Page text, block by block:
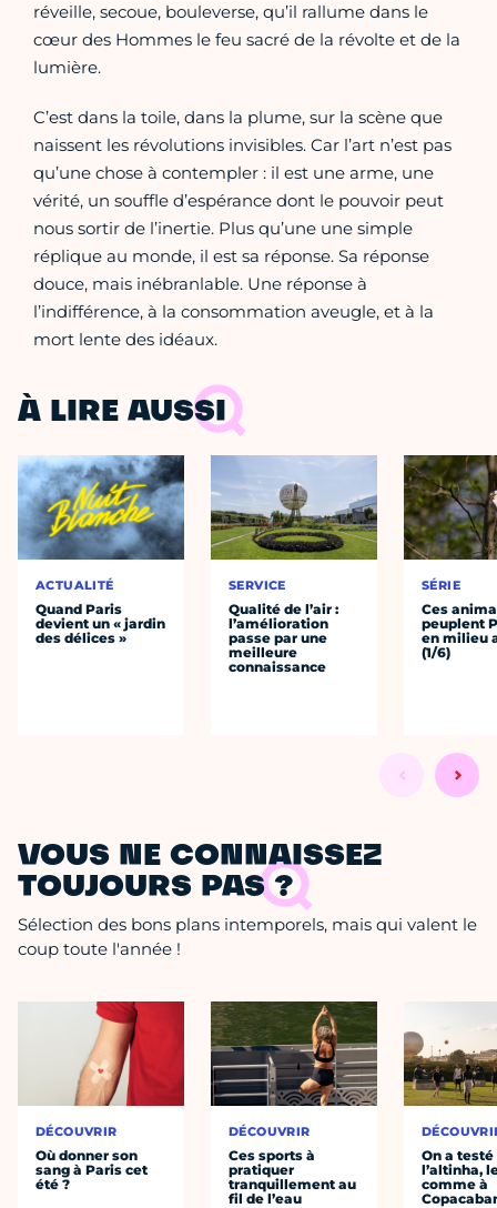
réveille, secoue, bouleverse, qu’il rallume dans le
cœur des Hommes le feu sacré de la révolte et de la
lumière.
C’est dans la toile, dans la plume, sur la scène que
naissent les révolutions invisibles. Car l’art n’est pas
qu’une chose à contempler : il est une arme, une
vérité, un souffle d’espérance dont le pouvoir peut
nous sortir de l’inertie. Plus qu’une une simple
réplique au monde, il est sa réponse. Sa réponse
douce, mais inébranlable. Une réponse à
l’indifférence, à la consommation aveugle, et à la
mort lente des idéaux.
À LIRE AUSSI
ACTUALITÉ
Quand Paris
devient un « jardin
des délices »
SERVICE
Qualité de l’air :
l’amélioration
passe par une
meilleure
connaissance
SÉRIE
Ces
peuplent
en milieu
(1/6)
VOUS NE CONNAISSEZ
TOUJOURS PAS ?
Sélection des bons plans intemporels, mais qui valent le
coup toute l'année !
DÉCOUVRIR
Où donner son
sang à Paris cet
été ?
DÉCOUVRIR
Ces sports à
pratiquer
tranquillement au
fil de l’eau
On a testé
l’altinha,
comme à